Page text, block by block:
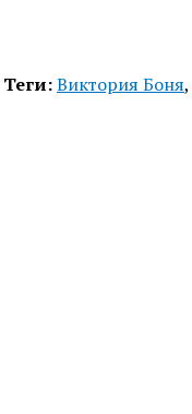
Теги:Виктория Боня,